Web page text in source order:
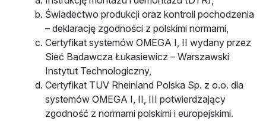
Świadectwo produkcji oraz kontroli pochodzenia
– deklarację zgodności z polskimi normami,
Certyfikat systemów OMEGA I, II wydany przez
Sieć Badawcza Łukasiewicz – Warszawski
Instytut Technologiczny,
Certyfikat TUV Rheinland Polska Sp. z o.o. dla
systemów OMEGA I, II, III potwierdzający
zgodność z normami polskimi i europejskimi.